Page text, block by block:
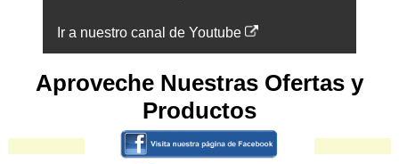
Ir a nuestro canal de Youtube
Aproveche Nuestras Ofertas y
Productos